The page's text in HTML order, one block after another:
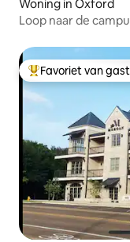
Woning in Oxford
Loop naar de
Topfavoriet van
Favoriet van